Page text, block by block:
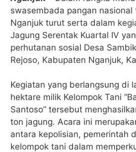
swasembada pangan nasional
Nganjuk turut serta dalam
Jagung Serentak Kuartal IV
perhutanan sosial Desa
Rejoso, Kabupaten Nganjuk,
Kegiatan yang berlangsung di
hektare milik Kelompok Tani
Santoso” tersebut
ton jagung. Acara ini
antara kepolisian, pemerintah
kelompok tani dalam